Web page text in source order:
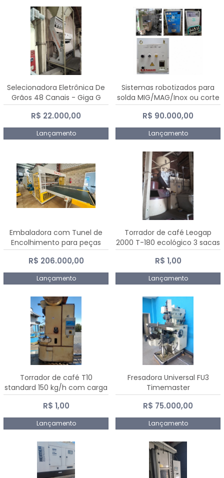
Selecionadora Eletrônica De
Grãos 48 Canais - Giga G
10000
R$ 22.000,00
Lançamento
Sistemas robotizados para
solda MIG/MAG/Inox ou corte
plasma
R$ 90.000,00
Lançamento
Embaladora com Tunel de
Encolhimento para peças
grandes portas janelas -
Dalmak
R$ 206.000,00
Lançamento
Torrador de café Leogap
2000 T-180 ecológico 3 sacas
de carga 540 kg/h
R$ 1,00
Lançamento
Torrador de café T10
standard 150 kg/h com carga
de 10 kg
R$ 1,00
Lançamento
Fresadora Universal FU3
Timemaster
R$ 75.000,00
Lançamento